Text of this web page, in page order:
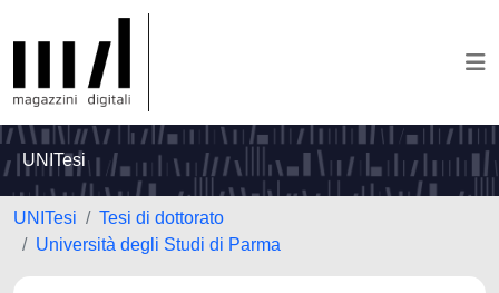
UNITesi
UNITesi
Tesi di dottorato
Università degli Studi di Parma